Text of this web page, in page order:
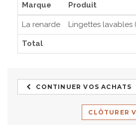
Marque Produit
La renarde Lingettes lavables
Total
CONTINUER VOS ACHATS
CLÔTURER